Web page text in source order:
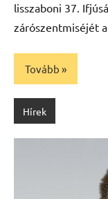
lisszaboni 37.
zárószentmiséjét
Tovább
Hírek